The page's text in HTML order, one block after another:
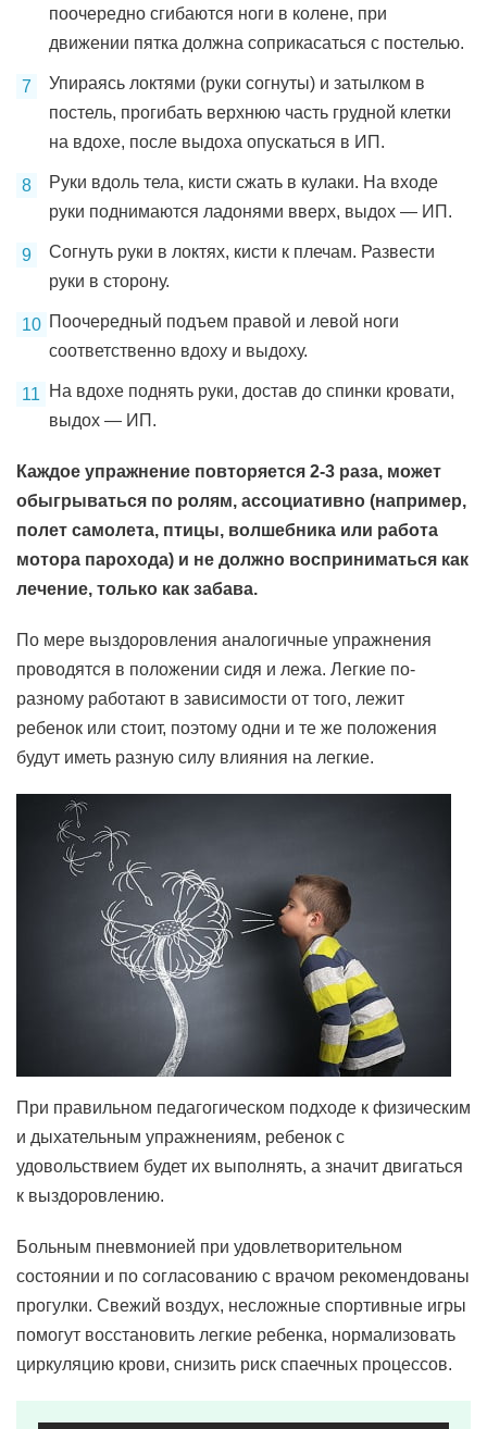
поочередно сгибаются ноги в колене, при
движении пятка должна соприкасаться с постелью.
Упираясь локтями (руки согнуты) и затылком в
постель, прогибать верхнюю часть грудной клетки
на вдохе, после выдоха опускаться в ИП.
Руки вдоль тела, кисти сжать в кулаки. На входе
руки поднимаются ладонями вверх, выдох — ИП.
Согнуть руки в локтях, кисти к плечам. Развести
руки в сторону.
Поочередный подъем правой и левой ноги
соответственно вдоху и выдоху.
На вдохе поднять руки, достав до спинки кровати,
выдох — ИП.
Каждое упражнение повторяется 2-3 раза, может
обыгрываться по ролям, ассоциативно (например,
полет самолета, птицы, волшебника или работа
мотора парохода) и не должно восприниматься как
лечение, только как забава.
По мере выздоровления аналогичные упражнения
проводятся в положении сидя и лежа. Легкие по-
разному работают в зависимости от того, лежит
ребенок или стоит, поэтому одни и те же положения
будут иметь разную силу влияния на легкие.
При правильном педагогическом подходе к физическим
и дыхательным упражнениям, ребенок с
удовольствием будет их выполнять, а значит двигаться
к выздоровлению.
Больным пневмонией при удовлетворительном
состоянии и по согласованию с врачом рекомендованы
прогулки. Свежий воздух, несложные спортивные игры
помогут восстановить легкие ребенка, нормализовать
циркуляцию крови, снизить риск спаечных процессов.